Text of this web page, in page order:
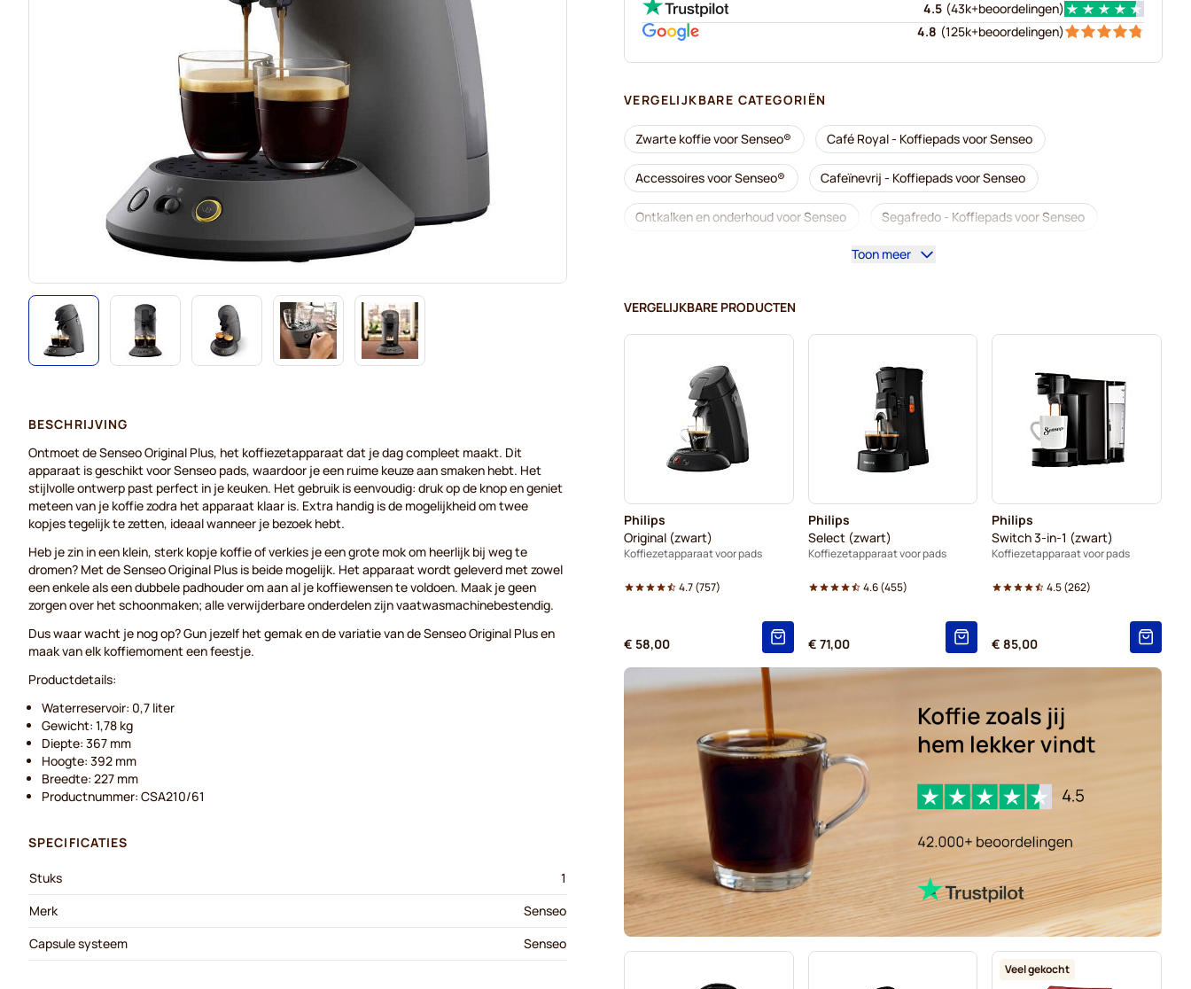
4.5 (43k+beoordelingen)
4.8 (125k+beoordelingen)
VERGELIJKBARE CATEGORIËN
Zwarte koffie voor Senseo® Café Royal - Koffiepads voor Senseo
Accessoires voor Senseo® Cafeïnevrij - Koffiepads voor Senseo
Ontkalken en onderhoud voor Senseo Segafredo - Koffiepads voor Senseo
Pads voor Senseo®
Marcilla - Koffiepads voor Senseo Gimoka - Pads voor Senseo
Pads voor Senseo Koffiemachines voor Senseo® Voor Senseo®
Kaffekapslen voor Senseo® Senseo-pads voor Senseo
Toon meer
VERGELIJKBARE PRODUCTEN
Philips
Original (zwart)
Koffiezetapparaat voor pads
4.7(757)
€ 58,00
Philips
Select (zwart)
Koffiezetapparaat voor pads
4.6(455)
€ 71,00
Philips
Switch 3-in-1 (zwart)
Koffiezetapparaat voor pads
4.5(262)
€ 85,00
Veel gekocht
BESCHRIJVING
Ontmoet de Senseo Original Plus, het koffiezetapparaat dat je dag compleet maakt. Dit
apparaat is geschikt voor Senseo pads, waardoor je een ruime keuze aan smaken hebt. Het
stijlvolle ontwerp past perfect in je keuken. Het gebruik is eenvoudig: druk op de knop en geniet
meteen van je koffie zodra het apparaat klaar is. Extra handig is de mogelijkheid om twee
kopjes tegelijk te zetten, ideaal wanneer je bezoek hebt.
Heb je zin in een klein, sterk kopje koffie of verkies je een grote mok om heerlijk bij weg te
dromen? Met de Senseo Original Plus is beide mogelijk. Het apparaat wordt geleverd met zowel
een enkele als een dubbele padhouder om aan al je koffiewensen te voldoen. Maak je geen
zorgen over het schoonmaken; alle verwijderbare onderdelen zijn vaatwasmachinebestendig.
Dus waar wacht je nog op? Gun jezelf het gemak en de variatie van de Senseo Original Plus en
maak van elk koffiemoment een feestje.
Productdetails:
Waterreservoir: 0,7 liter
Gewicht: 1,78 kg
Diepte: 367 mm
Hoogte: 392 mm
Breedte: 227 mm
Productnummer: CSA210/61
SPECIFICATIES
Stuks
1
Merk
Senseo
Capsule systeem
Senseo